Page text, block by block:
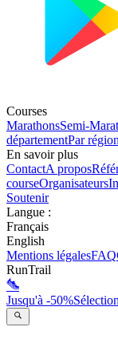
Courses
MarathonsSemi-
départementPar région
En savoir plus
ContactA propos
courseOrganisateurs
Soutenir
Langue :
Français
English
Mentions légalesFAQ
RunTrail
Jusqu'à -50%